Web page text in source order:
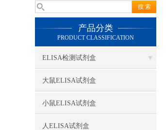
产品分类
PRODUCT CLASSIFICATION
ELISA检测试剂盒
大鼠ELISA试剂盒
小鼠ELISA试剂盒
人ELISA试剂盒